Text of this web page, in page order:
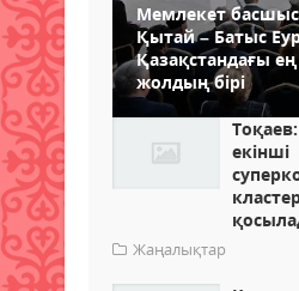
Мемлекет
Қытай – Батыс
Қазақстандағы ең
жолдың бірі
екінші
Жаңалықтар